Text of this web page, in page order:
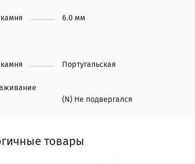
6.0 мм
Португальская
(N) Не подвергался
товары